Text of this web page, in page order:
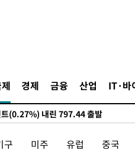
경제 금융 산업 IT·바
란' 대한축구협회·축구회관 등 압수
제301조 과잉생산 결과 발표 8월 중 예
추천 부시장에 백승주·윤난실
(0.27%) 내린 797.44 출발
러…두 달 연속 사상 최대
구 미주 유럽 중국